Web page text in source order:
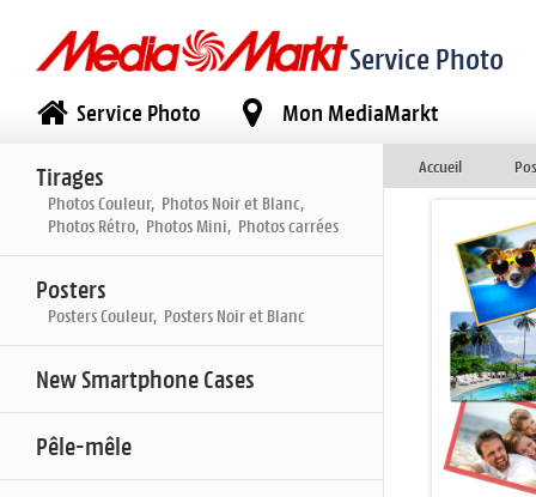
Service Photo
Service Photo Mon MediaMarkt
Tirages
Photos Couleur, Photos Noir et Blanc,
Photos Rétro, Photos Mini, Photos carrées
Posters
Posters Couleur, Posters Noir et Blanc
New Smartphone Cases
Pêle-mêle
Accueil